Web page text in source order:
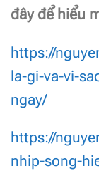
đây để hiểu
https://
la-gi-va-vi-
ngay/
https://
nhip-song-